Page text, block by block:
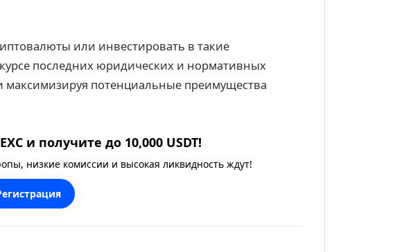
или инвестировать в такие
последних юридических и нормативных
потенциальные преимущества
и получите до 10,000 USDT!
низкие комиссии и высокая ликвидность ждут!